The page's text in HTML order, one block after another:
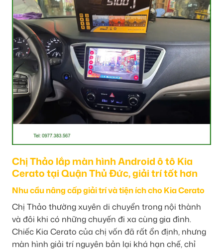
Chị Thảo lắp màn hình Android ô tô Kia
Cerato tại Quận Thủ Đức, giải trí tốt hơn
Nhu cầu nâng cấp giải trí và tiện ích cho Kia Cerato
Chị Thảo thường xuyên di chuyển trong nội thành
và đôi khi có những chuyến đi xa cùng gia đình.
Chiếc Kia Cerato của chị vốn đã rất ổn định, nhưng
màn hình giải trí nguyên bản lại khá hạn chế, chỉ